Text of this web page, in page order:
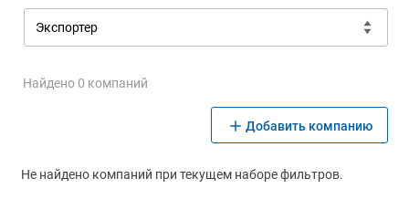
Найдено 0 компаний
Добавить компанию
Не найдено компаний при текущем наборе фильтров.